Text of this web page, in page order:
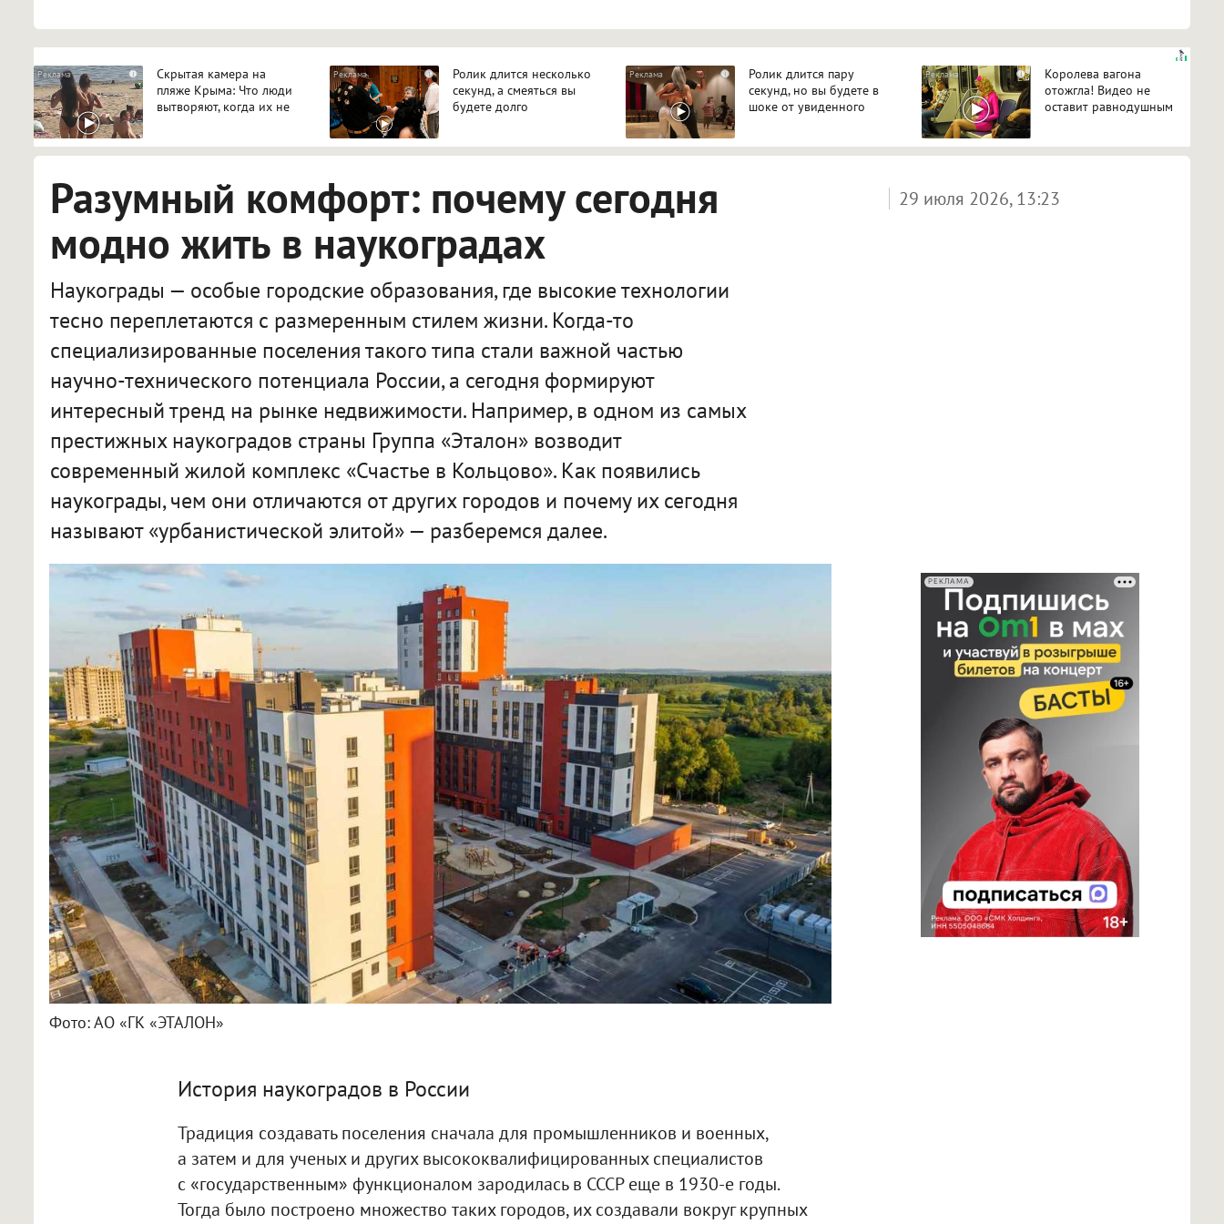
i
Скрытая камера на
пляже Крыма: Что люди
вытворяют, когда их не
i
Ролик длится несколько
секунд, а смеяться вы
будете долго
i
Ролик длится пару
секунд, но вы будете в
шоке от увиденного
i
Королева вагона
отожгла! Видео не
оставит равнодушным
Разумный комфорт: почему сегодня
модно жить в наукоградах
Наукограды — особые городские образования, где высокие технологии
тесно переплетаются с размеренным стилем жизни. Когда-то
специализированные поселения такого типа стали важной частью
научно-технического потенциала России, а сегодня формируют
интересный тренд на рынке недвижимости. Например, в одном из самых
престижных наукоградов страны Группа «Эталон» возводит
современный жилой комплекс «Счастье в Кольцово». Как появились
наукограды, чем они отличаются от других городов и почему их сегодня
называют «урбанистической элитой» — разберемся далее.
29 июля 2026, 13:23
РЕКЛАМА
Фото: АО «ГК «ЭТАЛОН»
История наукоградов в России
Традиция создавать поселения сначала для промышленников и военных,
а затем и для ученых и других высококвалифицированных специалистов
с «государственным» функционалом зародилась в СССР еще в 1930-е годы.
Тогда было построено множество таких городов, их создавали вокруг крупных